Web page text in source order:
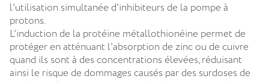
l'utilisation simultanée d'inhibiteurs de la pompe à
protons.
L'induction de la protéine métallothionéine permet de
protéger en atténuant l'absorption de zinc ou de cuivre
quand ils sont à des concentrations élevées, réduisant
ainsi le risque de dommages causés par des surdoses de